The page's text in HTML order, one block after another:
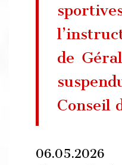
de
Conseil
06.05.2026